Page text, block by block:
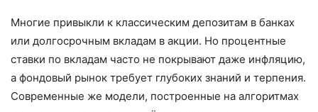
Многие привыкли к классическим депозитам в банках
или долгосрочным вкладам в акции. Но процентные
ставки по вкладам часто не покрывают даже инфляцию,
а фондовый рынок требует глубоких знаний и терпения.
Современные же модели, построенные на алгоритмах